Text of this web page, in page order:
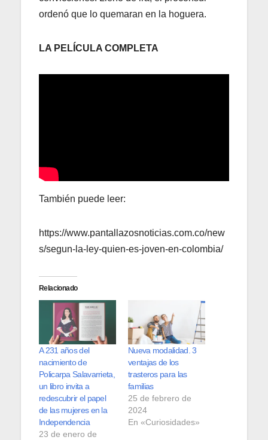
ordenó que lo quemaran en la hoguera.
LA PELÍCULA COMPLETA
También puede leer:
https://www.pantallazosnoticias.com.co/new
s/segun-la-ley-quien-es-joven-en-colombia/
Relacionado
A 231 años del
nacimiento de
Policarpa Salavarrieta,
un libro invita a
redescubrir el papel
de las mujeres en la
Independencia
23 de enero de
Nueva modalidad. 3
ventajas de los
trasteros para las
familias
25 de febrero de
2024
En «Curiosidades»